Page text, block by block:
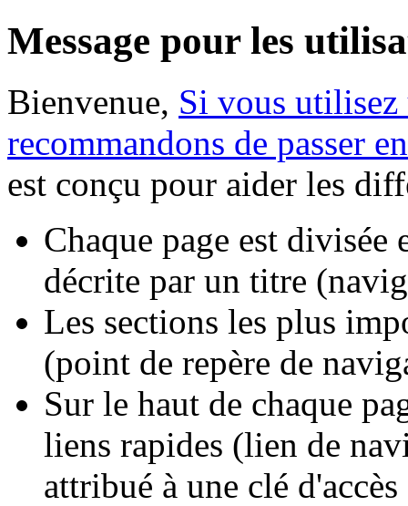
Message pour les
Bienvenue, Si vous utilisez
recommandons de passer
est conçu pour aider les
Chaque page est divisée
décrite par un titre
Les sections les plus
(point de repère de
Sur le haut de chaque
liens rapides (lien de
attribué à une clé